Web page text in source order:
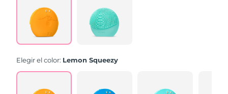
Reviews.
Same
page
link.
Elegir el color: Lemon Squeezy